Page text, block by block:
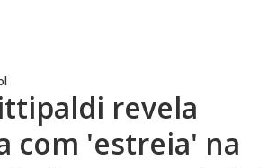
revela
com 'estreia' na